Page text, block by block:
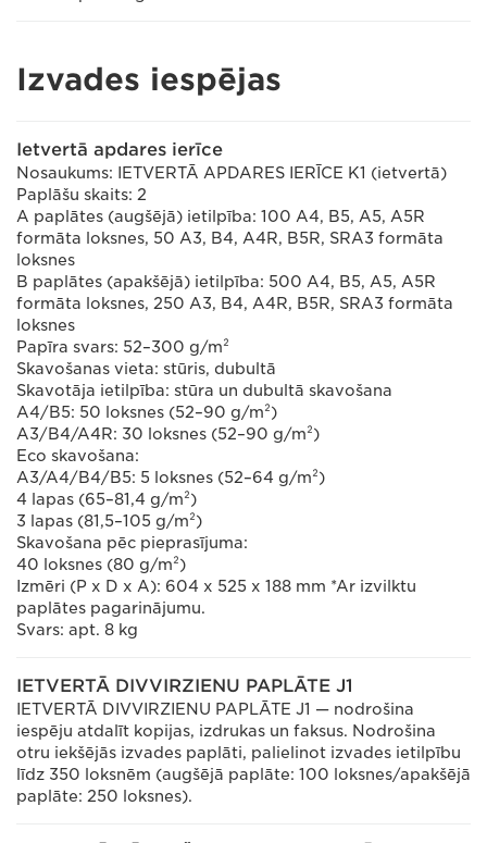
Izvades iespējas
Ietvertā apdares ierīce
Nosaukums: IETVERTĀ APDARES IERĪCE K1 (ietvertā)
Paplāšu skaits: 2
A paplātes (augšējā) ietilpība: 100 A4, B5, A5, A5R
formāta loksnes, 50 A3, B4, A4R, B5R, SRA3 formāta
loksnes
B paplātes (apakšējā) ietilpība: 500 A4, B5, A5, A5R
formāta loksnes, 250 A3, B4, A4R, B5R, SRA3 formāta
loksnes
Papīra svars: 52–300 g/m²
Skavošanas vieta: stūris, dubultā
Skavotāja ietilpība: stūra un dubultā skavošana
A4/B5: 50 loksnes (52–90 g/m²)
A3/B4/A4R: 30 loksnes (52–90 g/m²)
Eco skavošana:
A3/A4/B4/B5: 5 loksnes (52–64 g/m²)
4 lapas (65–81,4 g/m²)
3 lapas (81,5–105 g/m²)
Skavošana pēc pieprasījuma:
40 loksnes (80 g/m²)
Izmēri (P x D x A): 604 x 525 x 188 mm *Ar izvilktu
paplātes pagarinājumu.
Svars: apt. 8 kg
IETVERTĀ DIVVIRZIENU PAPLĀTE J1
IETVERTĀ DIVVIRZIENU PAPLĀTE J1 — nodrošina
iespēju atdalīt kopijas, izdrukas un faksus. Nodrošina
otru iekšējās izvades paplāti, palielinot izvades ietilpību
līdz 350 loksnēm (augšējā paplāte: 100 loksnes/apakšējā
paplāte: 250 loksnes).